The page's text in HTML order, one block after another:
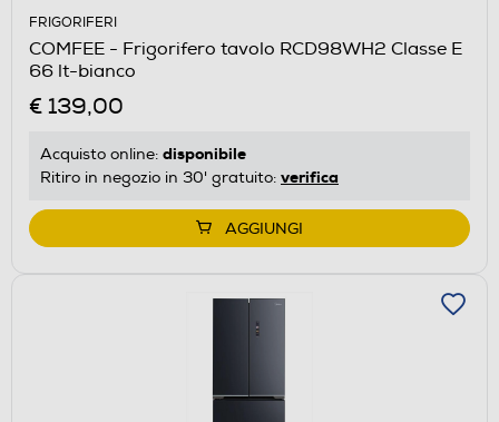
FRIGORIFERI
COMFEE - Frigorifero tavolo RCD98WH2 Classe E
66 lt-bianco
€ 139,00
Acquisto online: disponibile
Ritiro in negozio in 30' gratuito: verifica
AGGIUNGI